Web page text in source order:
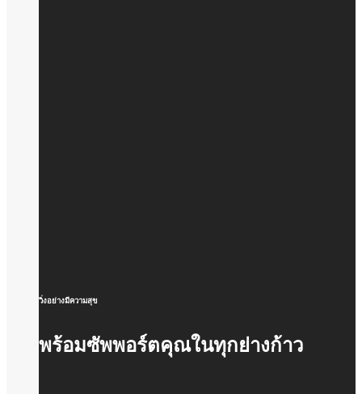
วิ่งอย่างมีความสุข
พร้อมซัพพอร์ตคุณในทุกย่างก้าว